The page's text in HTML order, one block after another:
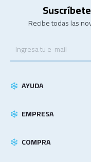
Recibe todas las
AYUDA
EMPRESA
COMPRA